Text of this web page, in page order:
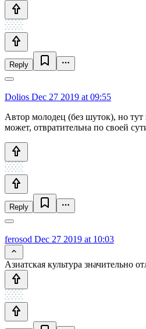
Reply
Dolios Dec 27 2019 at 09:55
Автор молодец (без шуток), но
может, отвратительна по своей
Reply
ferosod Dec 27 2019 at 10:03
Азиатская культура значительно